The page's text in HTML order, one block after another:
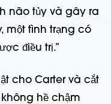
não tủy và gây ra
một tình trạng có
điều trị.”
cho Carter và cắt
hề chậm